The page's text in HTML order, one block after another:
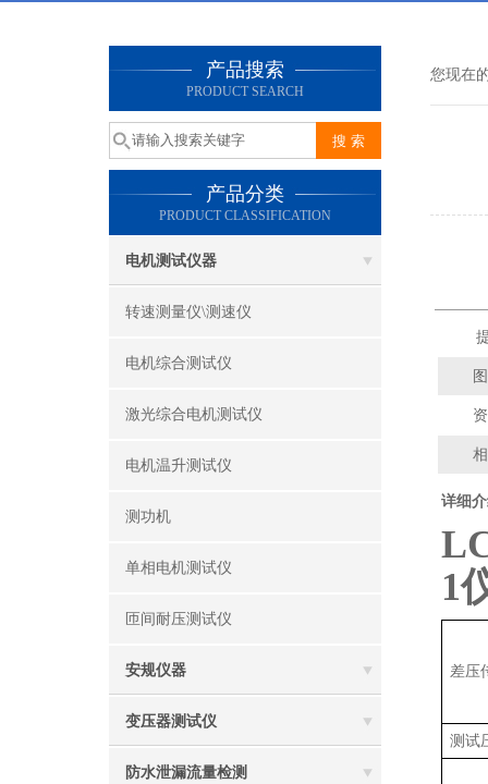
产品搜索
PRODUCT SEARCH
产品分类
PRODUCT CLASSIFICATION
电机测试仪器
转速测量仪\测速仪
电机综合测试仪
激光综合电机测试仪
电机温升测试仪
测功机
单相电机测试仪
匝间耐压测试仪
安规仪器
变压器测试仪
防水泄漏流量检测
您现在
详细
1
差压
测试